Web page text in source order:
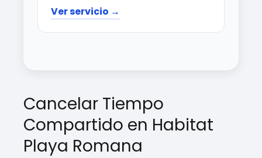
Ver servicio →
Cancelar Tiempo
Compartido en Habitat
Playa Romana